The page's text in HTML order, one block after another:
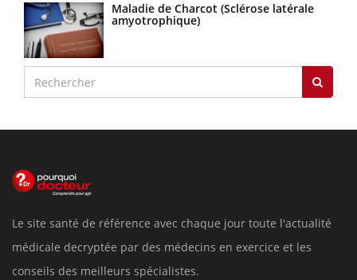
Maladie de Charcot (Sclérose latérale
amyotrophique)
Le site santé de référence avec chaque jour toute l'actualité
médicale decryptée par des médecins en exercice et les
conseils des meilleurs spécialistes.